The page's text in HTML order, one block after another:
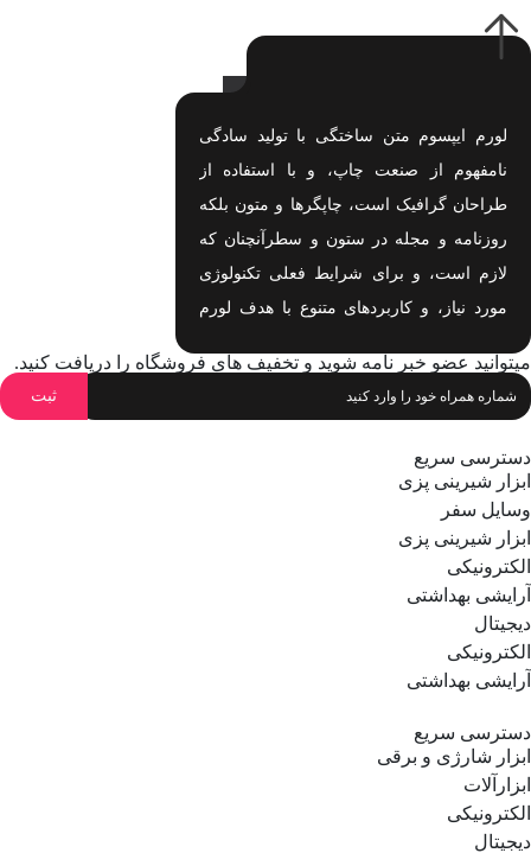
لورم ایپسوم متن ساختگی با تولید سادگی
نامفهوم از صنعت چاپ، و با استفاده از
طراحان گرافیک است، چاپگرها و متون بلکه
روزنامه و مجله در ستون و سطرآنچنان که
لازم است، و برای شرایط فعلی تکنولوژی
مورد نیاز، و کاربردهای متنوع با هدف لورم
اهدف لورم ایپسوم متن ساختگی با تولید
میتوانید عضو خبر نامه شوید و تخفیف های فروشگاه را دریافت کنید.
دسترسی سریع
ابزار شیرینی پزی
وسایل سفر
ابزار شیرینی پزی
الکترونیکی
آرایشی بهداشتی
دیجیتال
الکترونیکی
آرایشی بهداشتی
دسترسی سریع
ابزار شارژی و برقی
ابزارآلات
الکترونیکی
دیجیتال